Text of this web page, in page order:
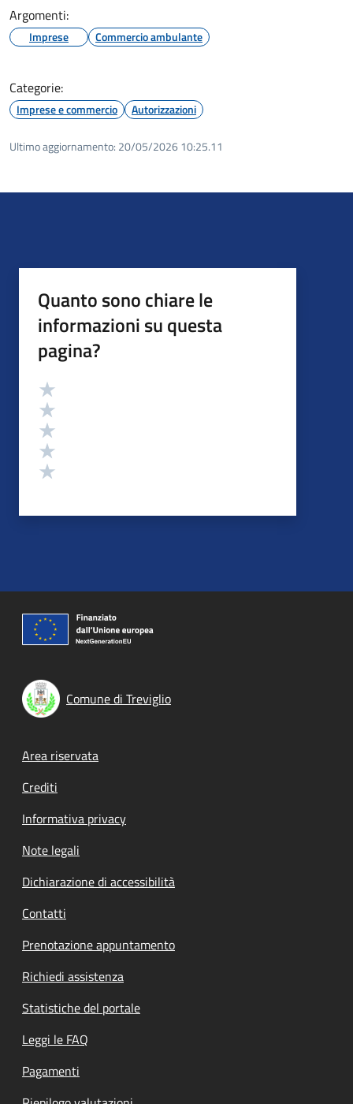
Argomenti:
Imprese Commercio ambulante
Categorie:
Imprese e commercio Autorizzazioni
Ultimo aggiornamento: 20/05/2026 10:25.11
Quanto sono chiare le
informazioni su questa
pagina?
Valutazione
Comune di Treviglio
Footer menu
Area riservata
Crediti
Informativa privacy
Note legali
Dichiarazione di accessibilità
Contatti
Prenotazione appuntamento
Richiedi assistenza
Statistiche del portale
Leggi le FAQ
Pagamenti